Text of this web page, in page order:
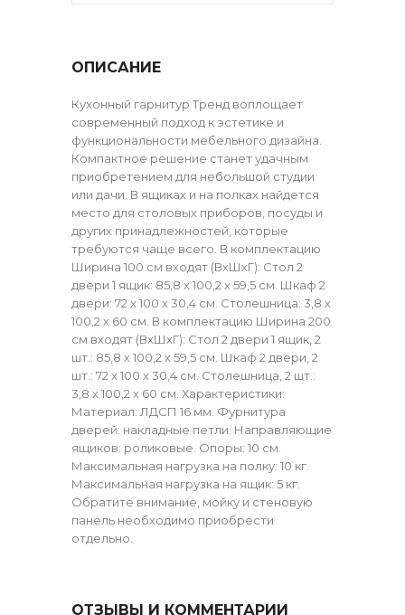
ОПИСАНИЕ
Кухонный гарнитур Тренд воплощает
современный подход к эстетике и
функциональности мебельного дизайна.
Компактное решение станет удачным
приобретением для небольшой студии
или дачи. В ящиках и на полках найдется
место для столовых приборов, посуды и
других принадлежностей, которые
требуются чаще всего. В комплектацию
Ширина 100 см входят (ВхШхГ): Стол 2
двери 1 ящик: 85,8 х 100,2 х 59,5 см. Шкаф 2
двери: 72 х 100 х 30,4 см. Столешница: 3,8 х
100,2 х 60 см. В комплектацию Ширина 200
см входят (ВхШхГ): Стол 2 двери 1 ящик, 2
шт.: 85,8 х 100,2 х 59,5 см. Шкаф 2 двери, 2
шт.: 72 х 100 х 30,4 см. Столешница, 2 шт.:
3,8 х 100,2 х 60 см. Характеристики:
Материал: ЛДСП 16 мм. Фурнитура
дверей: накладные петли. Направляющие
ящиков: роликовые. Опоры: 10 см.
Максимальная нагрузка на полку: 10 кг.
Максимальная нагрузка на ящик: 5 кг.
Обратите внимание, мойку и стеновую
панель необходимо приобрести
отдельно.
ОТЗЫВЫ И КОММЕНТАРИИ